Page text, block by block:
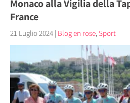
Monaco alla Vigilia della
France
21 Luglio 2024 | Blog en rose, Sport